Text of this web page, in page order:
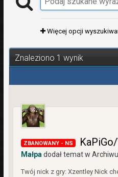
Więcej opcji
Znaleziono 1 wynik
ZBANOWANY - NS
Małpa dodał temat w
Twój nick z gry: Xzentley Nick